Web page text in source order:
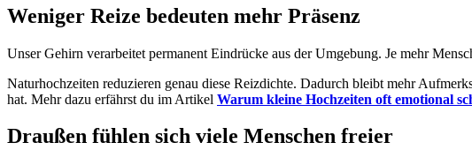
Weniger Reize bedeuten mehr Präsenz
Unser Gehirn verarbeitet permanent Eindrücke aus der Umgebung. Je mehr
Naturhochzeiten reduzieren genau diese Reizdichte. Dadurch bleibt mehr
hat. Mehr dazu erfährst du im Artikel Warum kleine Hochzeiten oft emotional
Draußen fühlen sich viele Menschen freier